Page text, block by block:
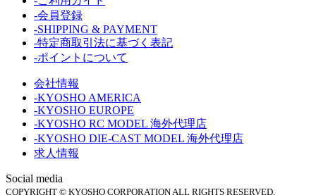
-会員登録
-SHIPPING & PAYMENT
-特定商取引法に基づく表記
-ポイントについて
会社情報
-KYOSHO AMERICA
-KYOSHO EUROPE
-KYOSHO RC MODEL 海外代理店
-KYOSHO DIE-CAST MODEL 海外代理店
求人情報
Social media
COPYRIGHT © KYOSHO CORPORATION ALL RIGHTS RESERVED.